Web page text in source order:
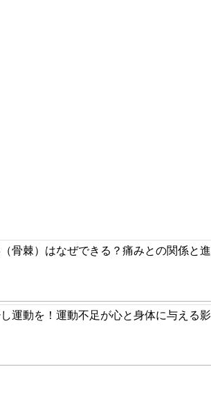
骨棘）はなぜできる？痛みとの関係と
運動を！運動不足が心と身体に与える